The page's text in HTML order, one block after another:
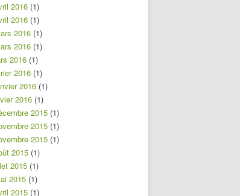
2016 (1)
2016 (1)
2016 (1)
2016 (1)
2016 (1)
2016 (1)
2016 (1)
2016 (1)
2015 (1)
2015 (1)
2015 (1)
2015 (1)
2015 (1)
2015 (1)
2015 (1)